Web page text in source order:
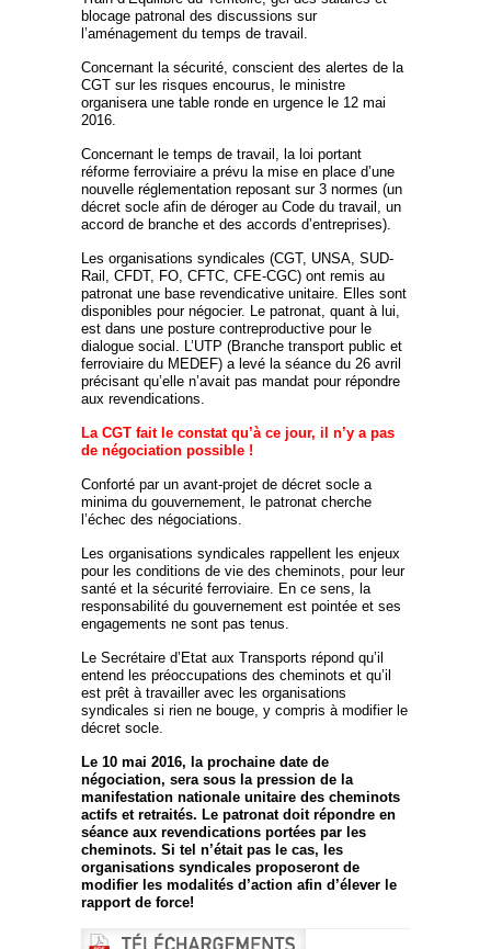
blocage patronal des discussions sur
l’aménagement du temps de travail.
Concernant la sécurité, conscient des alertes de la
CGT sur les risques encourus, le ministre
organisera une table ronde en urgence le 12 mai
2016.
Concernant le temps de travail, la loi portant
réforme ferroviaire a prévu la mise en place d’une
nouvelle réglementation reposant sur 3 normes (un
décret socle afin de déroger au Code du travail, un
accord de branche et des accords d’entreprises).
Les organisations syndicales (CGT, UNSA, SUD-
Rail, CFDT, FO, CFTC, CFE-CGC) ont remis au
patronat une base revendicative unitaire. Elles sont
disponibles pour négocier. Le patronat, quant à lui,
est dans une posture contreproductive pour le
dialogue social. L’UTP (Branche transport public et
ferroviaire du MEDEF) a levé la séance du 26 avril
précisant qu’elle n’avait pas mandat pour répondre
aux revendications.
La CGT fait le constat qu’à ce jour, il n’y a pas
de négociation possible !
Conforté par un avant-projet de décret socle a
minima du gouvernement, le patronat cherche
l’échec des négociations.
Les organisations syndicales rappellent les enjeux
pour les conditions de vie des cheminots, pour leur
santé et la sécurité ferroviaire. En ce sens, la
responsabilité du gouvernement est pointée et ses
engagements ne sont pas tenus.
Le Secrétaire d’Etat aux Transports répond qu’il
entend les préoccupations des cheminots et qu’il
est prêt à travailler avec les organisations
syndicales si rien ne bouge, y compris à modifier le
décret socle.
Le 10 mai 2016, la prochaine date de
négociation, sera sous la pression de la
manifestation nationale unitaire des cheminots
actifs et retraités. Le patronat doit répondre en
séance aux revendications portées par les
cheminots. Si tel n’était pas le cas, les
organisations syndicales proposeront de
modifier les modalités d’action afin d’élever le
rapport de force!